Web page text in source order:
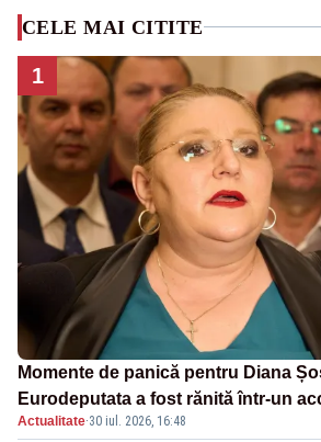
CELE MAI CITITE
1
Momente de panică pentru Diana
Eurodeputata a fost rănită într-un
Actualitate·30 iul. 2026, 16:48